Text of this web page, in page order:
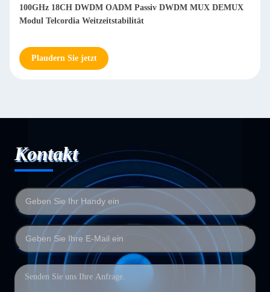
100GHz 18CH DWDM OADM Passiv DWDM MUX DEMUX
Modul Telcordia Weitzeitstabilität
Plaudern Sie jetzt
Kontakt